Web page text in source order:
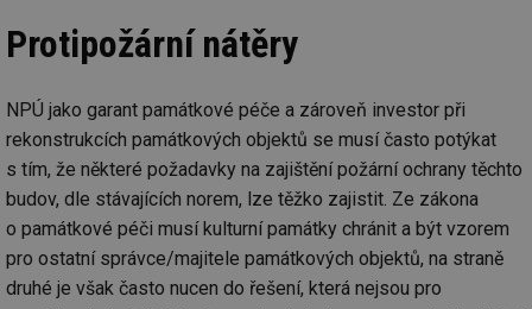
Protipožární nátěry
NPÚ jako garant památkové péče a zároveň investor při
rekonstrukcích památkových objektů se musí často potýkat
s tím, že některé požadavky na zajištění požární ochrany těchto
budov, dle stávajících norem, lze těžko zajistit. Ze zákona
o památkové péči musí kulturní památky chránit a být vzorem
pro ostatní správce/majitele památkových objektů, na straně
druhé je však často nucen do řešení, která nejsou pro